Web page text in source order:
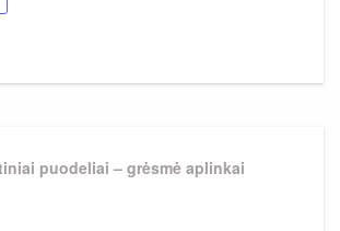
puodeliai – grėsmė aplinkai